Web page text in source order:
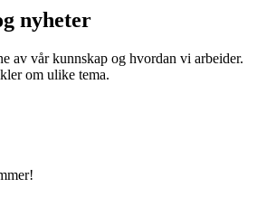
nyheter
av vår kunnskap og hvordan vi arbeider.
om ulike tema.